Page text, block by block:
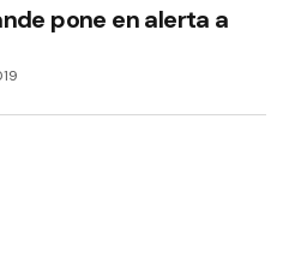
pone en alerta a